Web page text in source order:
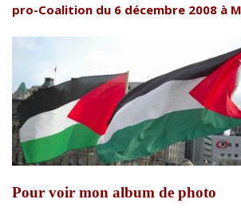
pro-Coalition du 6 décembre 2008 à
Pour voir mon album de photo